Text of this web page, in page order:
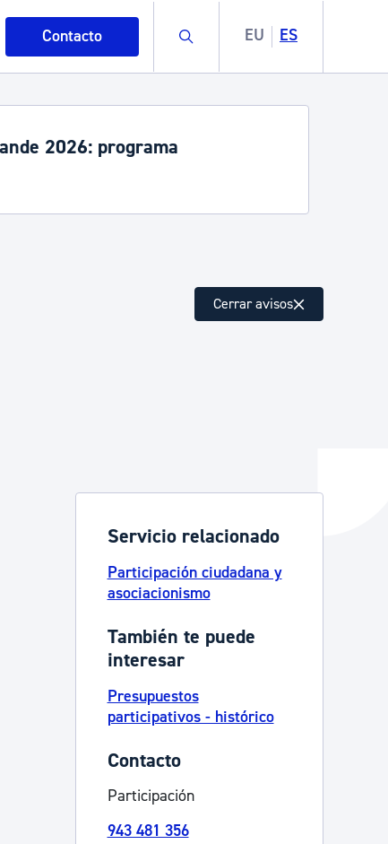
Contacto Buscar EU ES
y medioambiente
Catálogo de trámites
2026: programa
Cerrar avisos
Servicio relacionado
Participación ciudadana y
asociacionismo
También te puede
interesar
Presupuestos
participativos - histórico
Contacto
Participación
943 481 356